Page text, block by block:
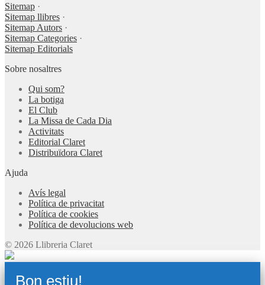
Sitemap ·
Sitemap llibres ·
Sitemap Autors ·
Sitemap Categories ·
Sitemap Editorials
Sobre nosaltres
Qui som?
La botiga
El Club
La Missa de Cada Dia
Activitats
Editorial Claret
Distribuïdora Claret
Ajuda
Avís legal
Política de privacitat
Política de cookies
Política de devolucions web
© 2026 Llibreria Claret
Bon estiu!